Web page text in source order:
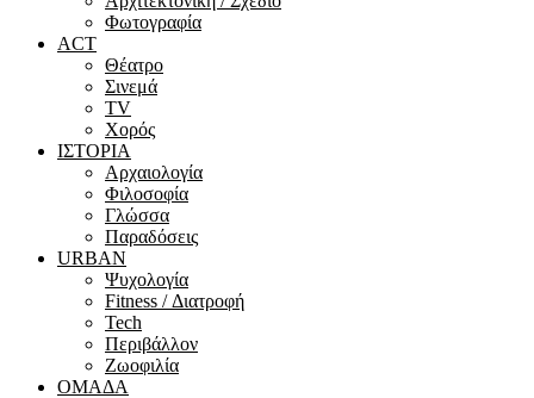
Φωτογραφία
ACT
Θέατρο
Σινεμά
ΤV
Χορός
ΙΣΤΟΡΙΑ
Αρχαιολογία
Φιλοσοφία
Γλώσσα
Παραδόσεις
URBAN
Ψυχολογία
Fitness / Διατροφή
Tech
Περιβάλλον
Ζωοφιλία
ΟΜΑΔΑ